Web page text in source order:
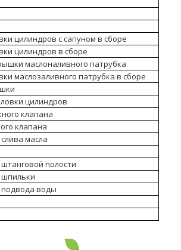
цилиндров с сапуном в сборе
цилиндров в сборе
маслоналивного патрубка
маслозаливного патрубка в сборе
цилиндров
клапана
клапана
масла
полости
воды